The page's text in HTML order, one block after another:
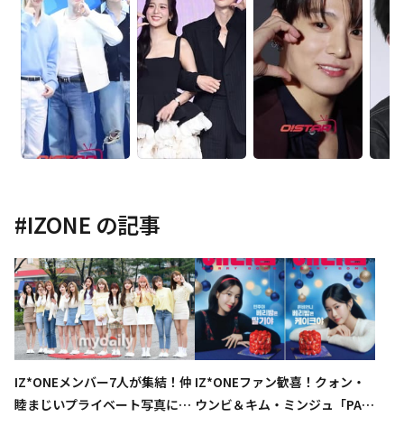
#IZONE の記事
IZ*ONEメンバー7人が集結！仲
睦まじいプライベート写真にフ
IZ*ONEファン歓喜！クォン・
ウンビ＆キム・ミンジュ「PARI